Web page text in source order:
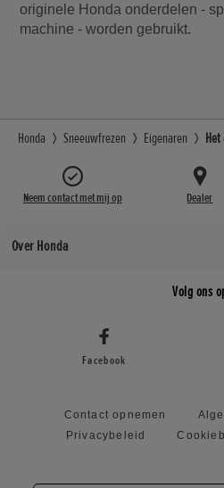
originele Honda onderdelen -
machine - worden gebruikt.
Honda Sneeuwfrezen Eigenaren
Neem contact met mij op Dealer
Over Honda
Volg ons
Facebook
Contact opnemen
Privacybeleid